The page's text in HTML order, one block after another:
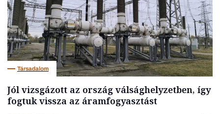
Társadalom
Jól vizsgázott az ország válsághelyzetben, így
fogtuk vissza az áramfogyasztást